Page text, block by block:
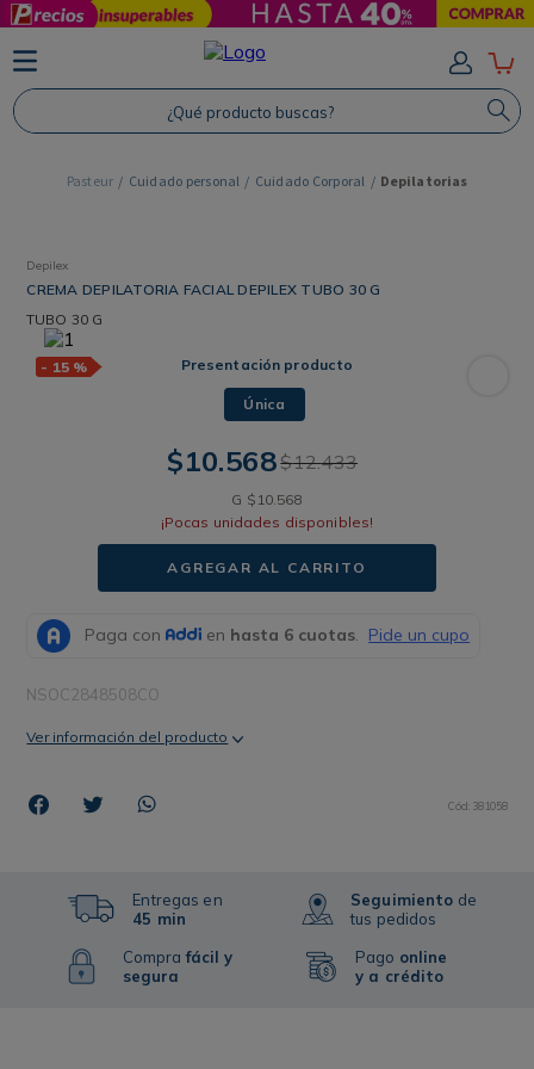
¿Qué producto buscas?
Cuidado personal Cuidado Corporal Depilatorias
Depilex
CREMA DEPILATORIA FACIAL DEPILEX TUBO 30 G
TUBO 30 G
- 15 % Presentación producto
Única
$10.568$12.433
G $ 10 568
¡Pocas unidades disponibles!
AGREGAR AL CARRITO
NSOC2848508CO
Ver información del producto
Cód: 381058
Entregas en
45 min
Comprafácil y
segura
Seguimiento de
tus pedidos
Pago online
y a crédito
TÉRMINOS MÁS BUSCADOS
1. Protector Solar
2. Proteina
Shampoo